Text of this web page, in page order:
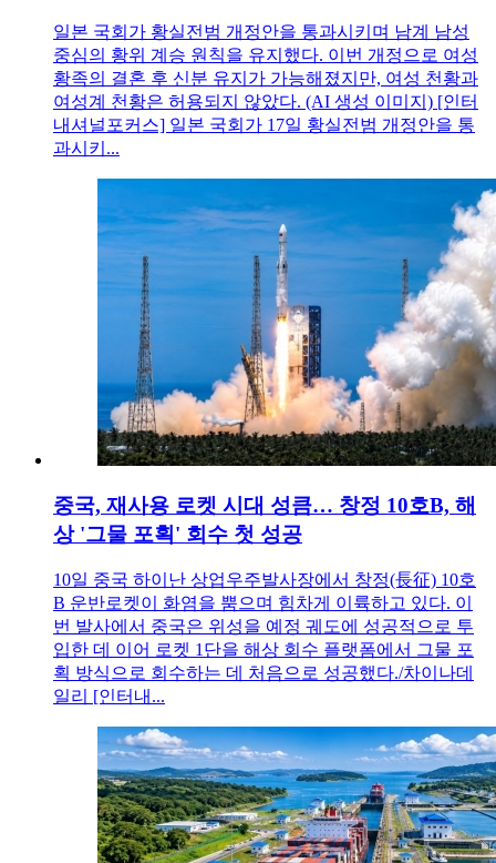
일본 국회가 황실전범 개정안을 통과시키며 남계 남성
중심의 황위 계승 원칙을 유지했다. 이번 개정으로 여성
황족의 결혼 후 신분 유지가 가능해졌지만, 여성 천황과
여성계 천황은 허용되지 않았다. (AI 생성 이미지) [인터
내셔널포커스] 일본 국회가 17일 황실전범 개정안을 통
과시키...
중국, 재사용 로켓 시대 성큼… 창정 10호B, 해
상 '그물 포획' 회수 첫 성공
10일 중국 하이난 상업우주발사장에서 창정(長征) 10호
B 운반로켓이 화염을 뿜으며 힘차게 이륙하고 있다. 이
번 발사에서 중국은 위성을 예정 궤도에 성공적으로 투
입한 데 이어 로켓 1단을 해상 회수 플랫폼에서 그물 포
획 방식으로 회수하는 데 처음으로 성공했다./차이나데
일리 [인터내...